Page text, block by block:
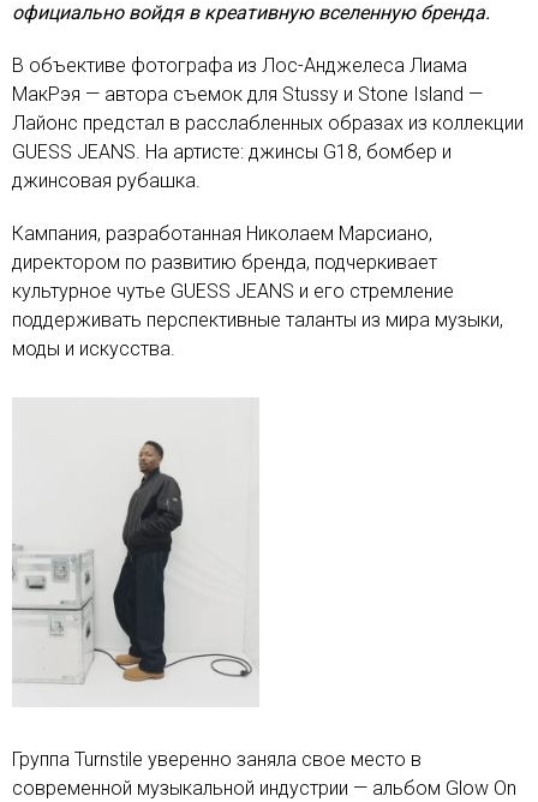
официально войдя в креативную вселенную бренда.
В объективе фотографа из Лос-Анджелеса Лиама
МакРэя — автора съемок для Stussy и Stone Island —
Лайонс предстал в расслабленных образах из коллекции
GUESS JEANS. На артисте: джинсы G18, бомбер и
джинсовая рубашка.
Кампания, разработанная Николаем Марсиано,
директором по развитию бренда, подчеркивает
культурное чутье GUESS JEANS и его стремление
поддерживать перспективные таланты из мира музыки,
моды и искусства.
Группа Turnstile уверенно заняла свое место в
современной музыкальной индустрии — альбом Glow On